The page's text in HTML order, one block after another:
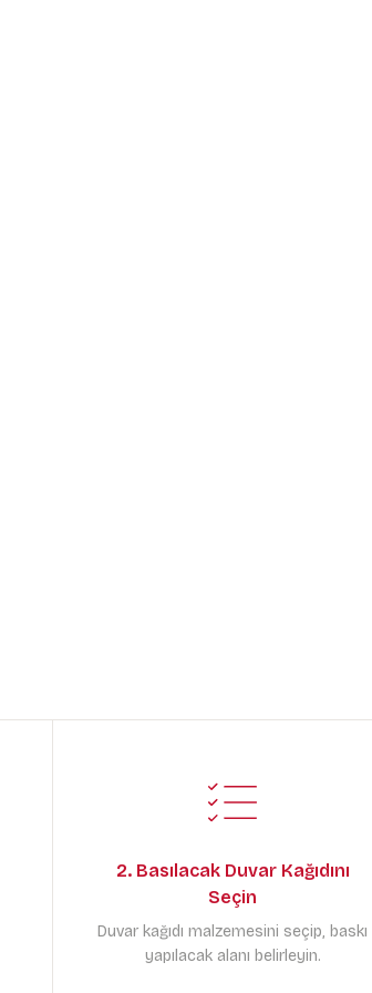
2. Basılacak Duvar Kağıdını
Seçin
Duvar kağıdı malzemesini seçip, baskı
yapılacak alanı belirleyin.